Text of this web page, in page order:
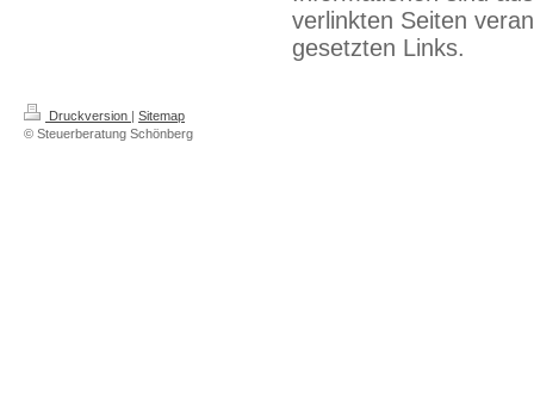
verlinkten Seiten
gesetzten Links.
Druckversion | Sitemap
© Steuerberatung Schönberg